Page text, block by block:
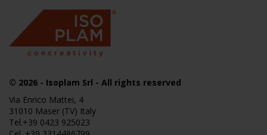
© 2026 - Isoplam Srl - All rights reserved
Via Enrico Mattei, 4
31010 Maser (TV) Italy
Tel.+39 0423 925023